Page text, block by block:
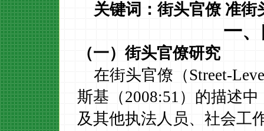
关键词：街头官僚 准街
一、
（一）街头官僚研究
在街头官僚（Street-
斯基（2008:51）的描述中
及其他执法人员、社会工